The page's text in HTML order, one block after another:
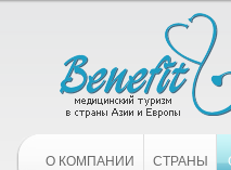
О КОМПАНИИ СТРАНЫ